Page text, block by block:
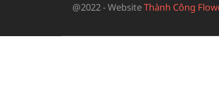
@2022 - WebsiteThành Công